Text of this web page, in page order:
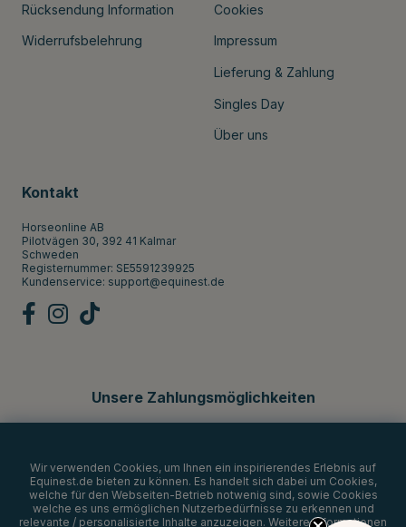
Rücksendung Information
Widerrufsbelehrung
Cookies
Impressum
Lieferung & Zahlung
Singles Day
Über uns
Kontakt
Horseonline AB
Pilotvägen 30, 392 41 Kalmar
Schweden
Registernummer: SE5591239925
Kundenservice: support@equinest.de
Unsere Zahlungsmöglichkeiten
Wir verwenden Cookies, um Ihnen ein inspirierendes Erlebnis auf
Equinest.de bieten zu können. Es handelt sich dabei um Cookies,
welche für den Webseiten-Betrieb notwenig sind, sowie Cookies
welche es uns ermöglichen Nutzerbedürfnisse zu erkennen und
relevante / personalisierte Inhalte anzuzeigen. Weitere Informationen